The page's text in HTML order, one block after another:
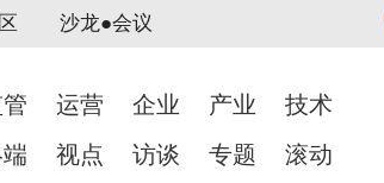
沙龙●会议
运营 企业 产业
技术
视点 访谈 专题 滚动